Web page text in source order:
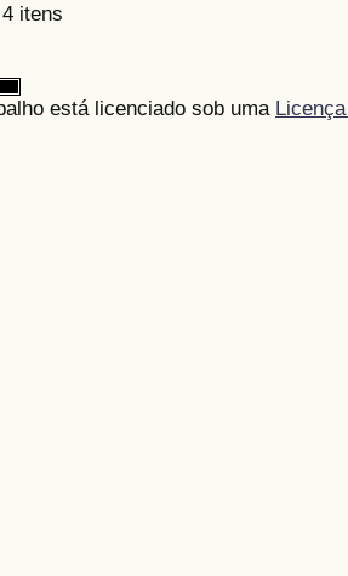
4 itens
está licenciado sob uma